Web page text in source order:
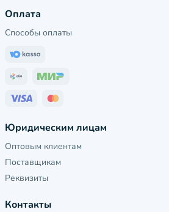
Оплата
Способы оплаты
Юридическим лицам
Оптовым клиентам
Поставщикам
Реквизиты
Контакты